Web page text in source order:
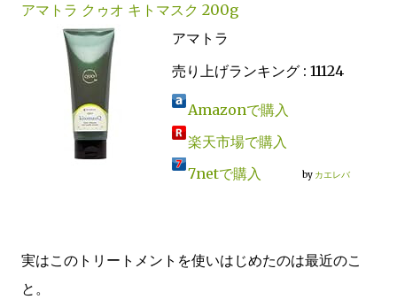
アマトラ クゥオ キトマスク 200g
アマトラ
売り上げランキング : 11124
Amazonで購入
楽天市場で購入
7netで購入
by カエレバ
実はこのトリートメントを使いはじめたのは最近のこ
と。